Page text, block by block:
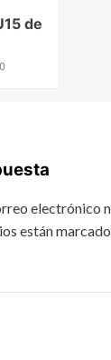
de
0
electrónico
están